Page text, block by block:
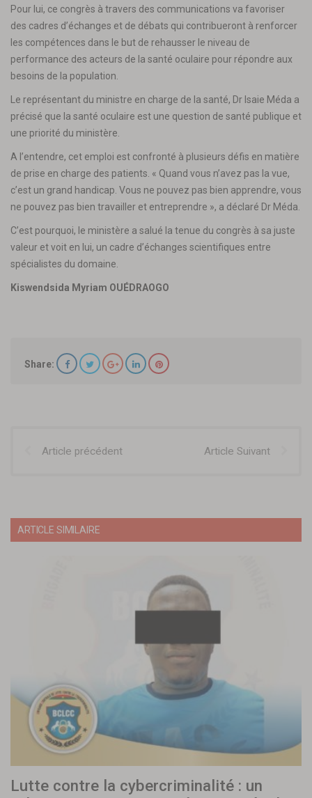
Pour lui, ce congrès à travers des communications va favoriser
des cadres d’échanges et de débats qui contribueront à renforcer
les compétences dans le but de rehausser le niveau de
performance des acteurs de la santé oculaire pour répondre aux
besoins de la population.
Le représentant du ministre en charge de la santé, Dr Isaie Méda a
précisé que la santé oculaire est une question de santé publique et
une priorité du ministère.
A l’entendre, cet emploi est confronté à plusieurs défis en matière
de prise en charge des patients. « Quand vous n’avez pas la vue,
c’est un grand handicap. Vous ne pouvez pas bien apprendre, vous
ne pouvez pas bien travailler et entreprendre », a déclaré Dr Méda.
C’est pourquoi, le ministère a salué la tenue du congrès à sa juste
valeur et voit en lui, un cadre d’échanges scientifiques entre
spécialistes du domaine.
Kiswendsida Myriam OUÉDRAOGO
Share:
Article précédent Article Suivant
ARTICLE SIMILAIRE
Lutte contre la cybercriminalité : un